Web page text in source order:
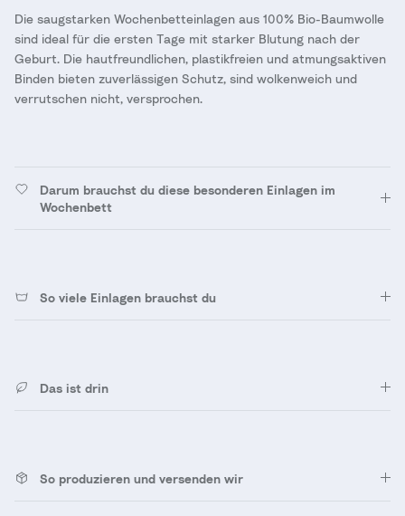
Die saugstarken Wochenbetteinlagen aus 100% Bio-Baumwolle
sind ideal für die ersten Tage mit starker Blutung nach der
Geburt. Die hautfreundlichen, plastikfreien und atmungsaktiven
Binden bieten zuverlässigen Schutz, sind wolkenweich und
verrutschen nicht, versprochen.
Darum brauchst du diese besonderen Einlagen im
Wochenbett
So viele Einlagen brauchst du
Das ist drin
So produzieren und versenden wir